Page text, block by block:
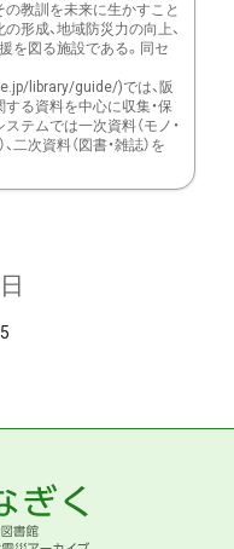
の教訓を未来に生かすこと
形成、地域防災力の向上、
を図る施設である。同セ
library/guide/)では、阪
する資料を中心に収集・保
テムでは一次資料（モノ・
二次資料（図書・雑誌）を